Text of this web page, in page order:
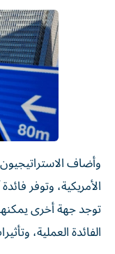
وأضاف
توجد جهة أخرى
الفائدة العملية،